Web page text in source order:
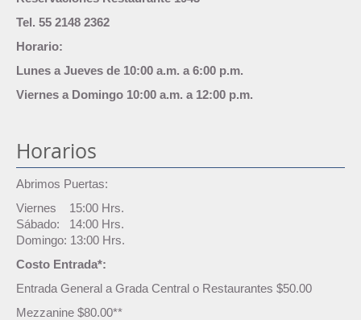
Tel. 55 2148 2362
Horario:
Lunes a Jueves de 10:00 a.m. a 6:00 p.m.
Viernes a Domingo 10:00 a.m. a 12:00 p.m.
Horarios
Abrimos Puertas:
Viernes 15:00 Hrs.
Sábado: 14:00 Hrs.
Domingo: 13:00 Hrs.
Costo Entrada*:
Entrada General a Grada Central o Restaurantes $50.00
Mezzanine $80.00**